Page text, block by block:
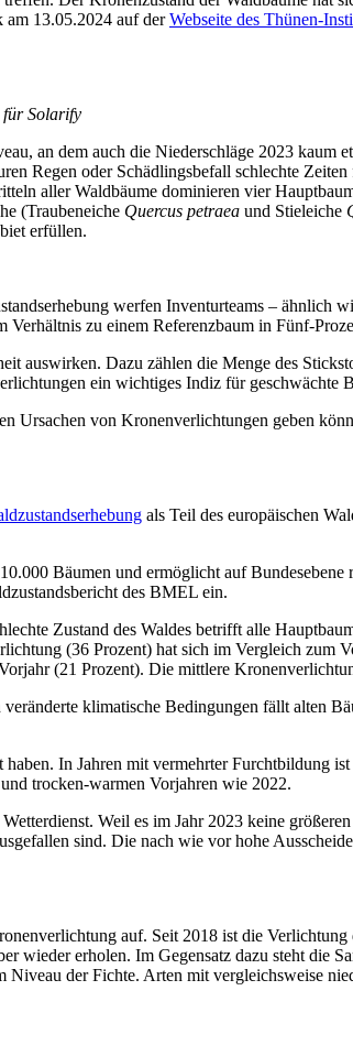
am 13.05.2024 auf derWebseite des Thünen-
Solarify
an dem auch die Niederschläge 2023
Regen oder Schädlingsbefall schlechte
aller Waldbäume dominieren vier
(Traubeneiche Quercus petraea und Stieleiche
erfüllen.
werfen Inventurteams – ähnlich
zu einem Referenzbaum in Fünf-
auswirken. Dazu zählen die Menge des
ein wichtiges Indiz für geschwächte
Ursachen von Kronenverlichtungen geben
als Teil des europäischen
Bäumen und ermöglicht auf
des BMEL ein.
Zustand des Waldes betrifft alle
(36 Prozent) hat sich im Vergleich zum
(21 Prozent). Die mittlere
klimatische Bedingungen fällt alten
In Jahren mit vermehrter Furchtbildung
trocken-warmen Vorjahren wie 2022.
Weil es im Jahr 2023 keine
sind. Die nach wie vor hohe
auf. Seit 2018 ist die
erholen. Im Gegensatz dazu steht die
der Fichte. Arten mit vergleichsweise